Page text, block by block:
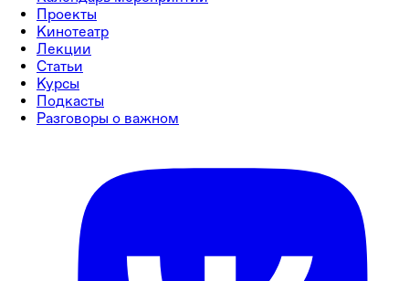
Проекты
Кинотеатр
Лекции
Статьи
Курсы
Подкасты
Разговоры о важном